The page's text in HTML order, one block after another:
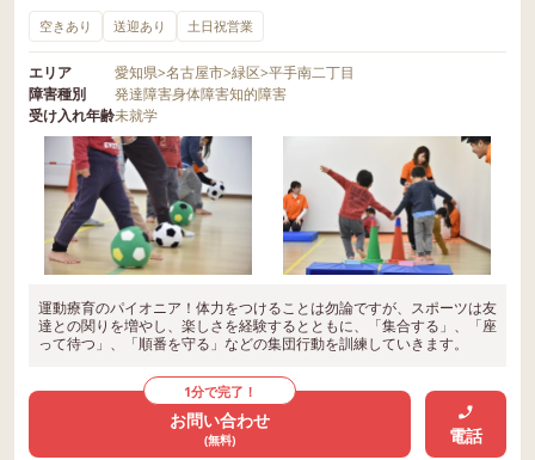
空きあり 送迎あり 土日祝営業
エリア 愛知県>名古屋市>緑区>平手南二丁目
障害種別
発達障害身体障害知的障害
受け入れ年齢未就学
運動療育のパイオニア！体力をつけることは勿論ですが、スポーツは友
達との関りを増やし、楽しさを経験するとともに、「集合する」、「座
って待つ」、「順番を守る」などの集団行動を訓練していきます。
1分で完了！
お問い合わせ
(無料) 電話